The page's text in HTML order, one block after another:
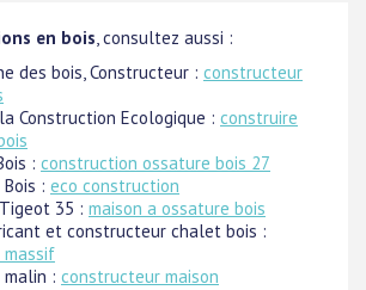
en bois, consultez aussi :
des bois, Constructeur : constructeur
Construction Ecologique : construire
: construction ossature bois 27
: eco construction
35 : maison a ossature bois
et constructeur chalet bois :
malin : constructeur maison